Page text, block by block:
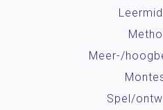
Meer-/
Spel/